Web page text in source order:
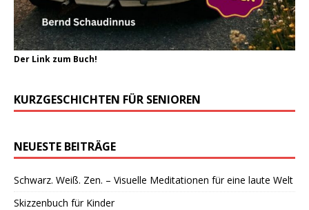
Der Link zum Buch!
KURZGESCHICHTEN FÜR SENIOREN
NEUESTE BEITRÄGE
Schwarz. Weiß. Zen. – Visuelle Meditationen für eine laute Welt
Skizzenbuch für Kinder